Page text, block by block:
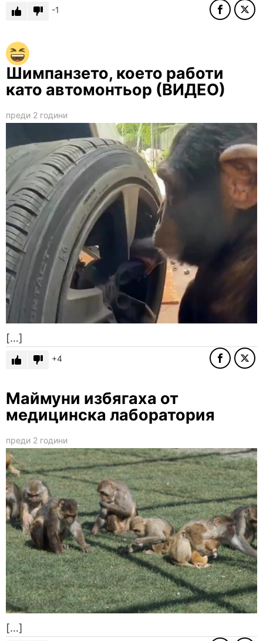
-1
Шимпанзето, което работи
като автомонтьор (ВИДЕО)
преди 2 години
[…]
4
Маймуни избягаха от
медицинска лаборатория
преди 2 години
[…]